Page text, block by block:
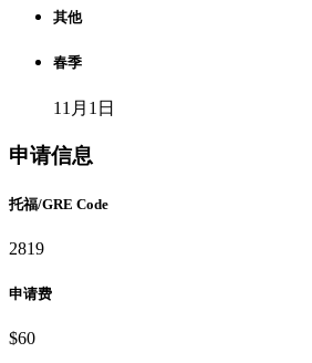
其他
春季
11月1日
申请信息
托福/GRE Code
2819
申请费
$60